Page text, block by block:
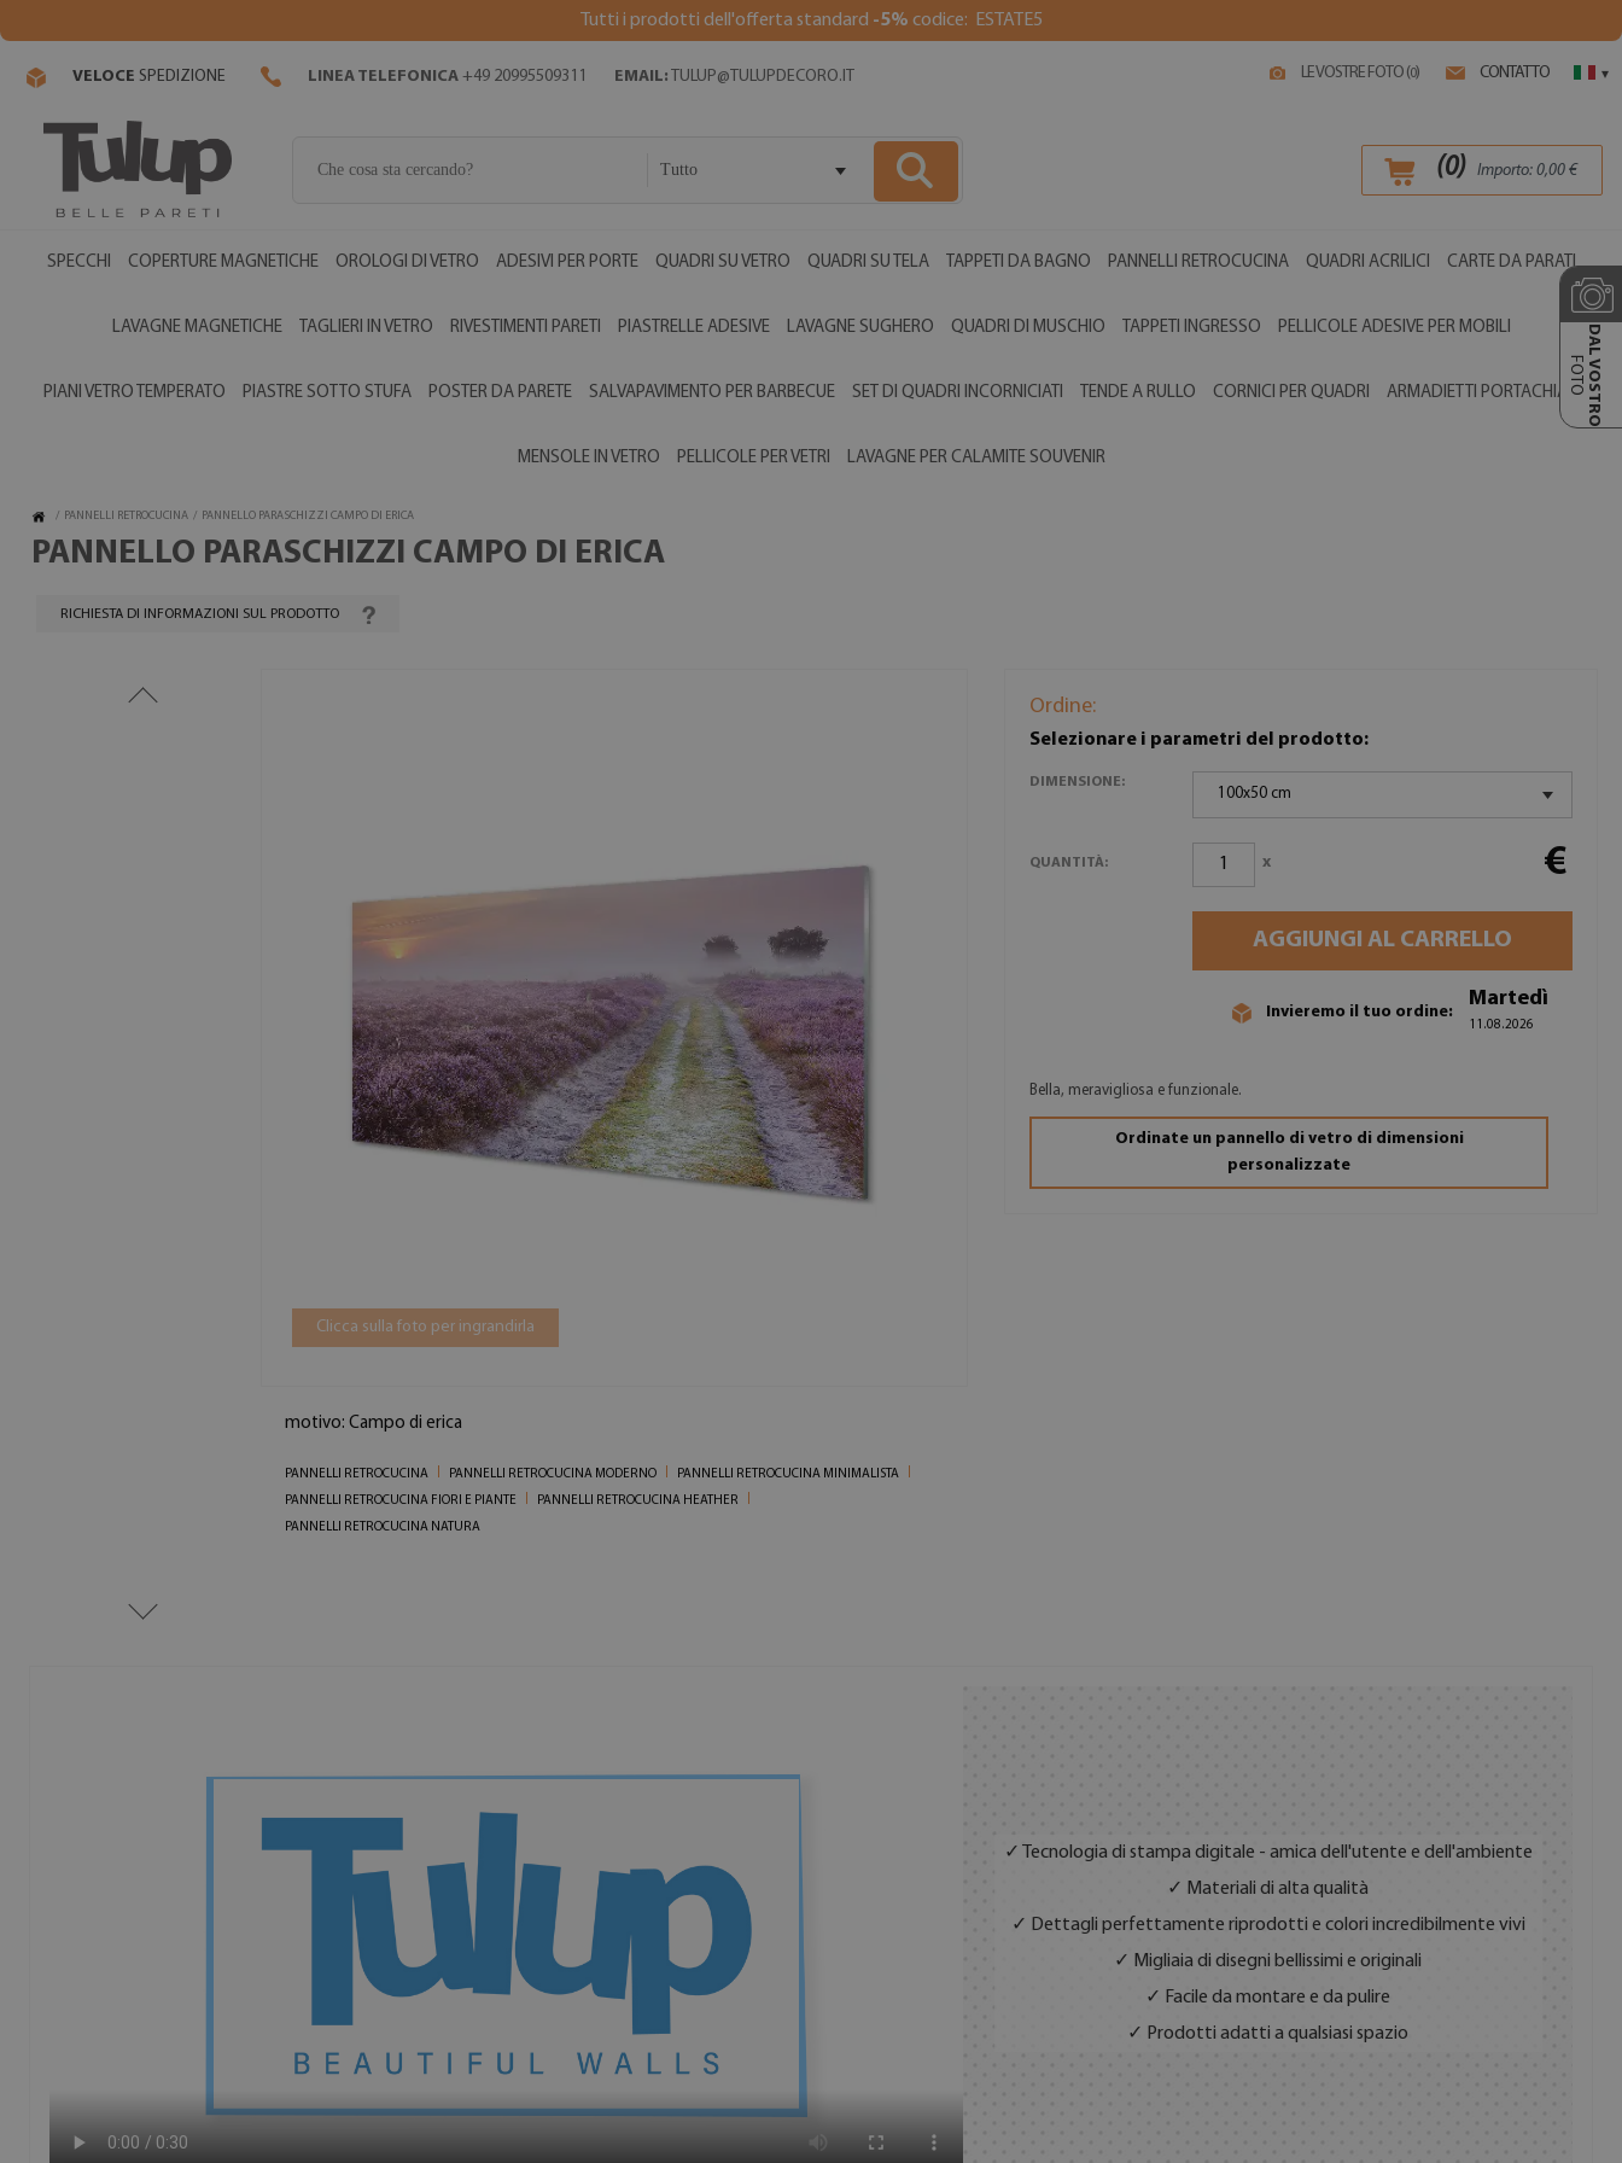
Tutti i prodotti dell'offerta standard -5% codice: ESTATE5
LE VOSTRE FOTO (0) CONTATTO ▾
VELOCE SPEDIZIONE LINEA TELEFONICA +49 20995509311 EMAIL: TULUP@TULUPDECORO.IT
Tutto (0) Importo: 0,00€
SPECCHI COPERTURE MAGNETICHE OROLOGI DI VETRO ADESIVI PER PORTE QUADRI SU VETRO QUADRI SU TELA TAPPETI DA BAGNO PANNELLI RETROCUCINA QUADRI ACRILICI CARTE DA PARATI
LAVAGNE MAGNETICHE TAGLIERI IN VETRO RIVESTIMENTI PARETI PIASTRELLE ADESIVE LAVAGNE SUGHERO QUADRI DI MUSCHIO TAPPETI INGRESSO PELLICOLE ADESIVE PER MOBILI
PIANI VETRO TEMPERATO PIASTRE SOTTO STUFA POSTER DA PARETE SALVAPAVIMENTO PER BARBECUE SET DI QUADRI INCORNICIATI TENDE A RULLO CORNICI PER QUADRI ARMADIETTI PORTACHIAVI
MENSOLE IN VETRO PELLICOLE PER VETRI LAVAGNE PER CALAMITE SOUVENIR
DAL VOSTRO
FOTO
/ PANNELLI RETROCUCINA / PANNELLO PARASCHIZZI CAMPO DI ERICA
PANNELLO PARASCHIZZI CAMPO DI ERICA
RICHIESTA DI INFORMAZIONI SUL PRODOTTO
Clicca sulla foto per ingrandirla
motivo: Campo di erica
PANNELLI RETROCUCINA PANNELLI RETROCUCINA MODERNO
PANNELLI RETROCUCINA MINIMALISTA
PANNELLI RETROCUCINA FIORI E PIANTE
PANNELLI RETROCUCINA HEATHER
PANNELLI RETROCUCINA NATURA
Ordine:
Selezionare i parametri del prodotto:
DIMENSIONE:
100x50 cm
QUANTITÀ: x €
AGGIUNGI AL CARRELLO
Invieremo il tuo ordine:
Martedì
11.08.2026
Bella, meravigliosa e funzionale.
Ordinate un pannello di vetro di dimensioni
personalizzate
✓ Tecnologia di stampa digitale - amica dell'utente e dell'ambiente
✓ Materiali di alta qualità
✓ Dettagli perfettamente riprodotti e colori incredibilmente vivi
✓ Migliaia di disegni bellissimi e originali
✓ Facile da montare e da pulire
✓ Prodotti adatti a qualsiasi spazio